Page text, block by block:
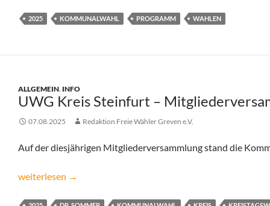
2025 KOMMUNALWAHL PROGRAMM WAHLEN
ALLGEMEIN, INFO
UWG Kreis Steinfurt –
07.08.2025 Redaktion Freie Wähler Greven e.V.
Auf der diesjährigen Mitgliederversammlung stand die
UWG Kreis Steinfurt – Mitgliederversammlung 2025
weiterlesen →